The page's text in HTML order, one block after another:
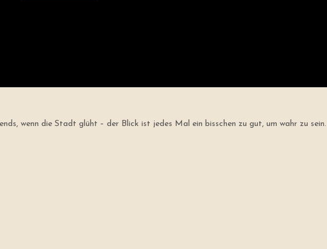
wenn die Stadt glüht – der Blick ist jedes Mal ein bisschen zu gut, um wahr zu sein.